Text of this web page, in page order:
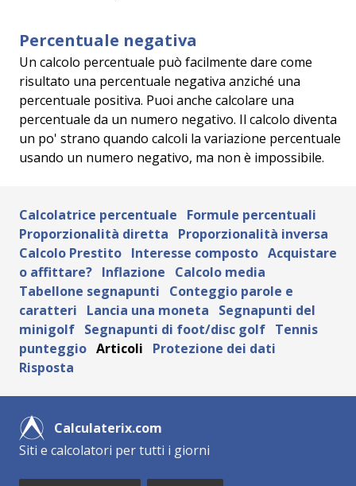
Percentuale negativa
Un calcolo percentuale può facilmente dare come
risultato una percentuale negativa anziché una
percentuale positiva. Puoi anche calcolare una
percentuale da un numero negativo. Il calcolo diventa
un po' strano quando calcoli la variazione percentuale
usando un numero negativo, ma non è impossibile.
Calcolatrice percentuale
Formule percentuali
Proporzionalità diretta
Proporzionalità inversa
Calcolo Prestito Interesse composto Acquistare
o affittare? Inflazione
Calcolo media
Tabellone segnapunti
Conteggio parole e
caratteri
Lancia una moneta
Segnapunti del
minigolf Segnapunti di foot/disc golf Tennis
punteggio Articoli
Protezione dei dati
Risposta
Calculaterix.com
Siti e calcolatori per tutti i giorni